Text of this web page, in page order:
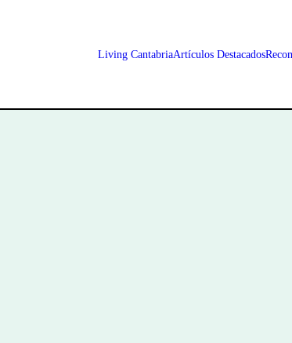
Living CantabriaArtículos Destacados